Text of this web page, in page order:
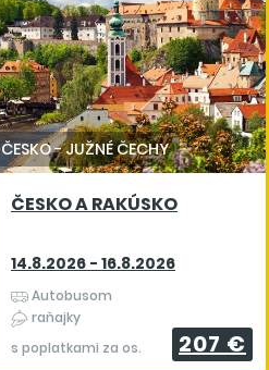
ČESKO-JUŽNÉ ČECHY
ČESKO A RAKÚSKO
14.8.2026 - 16.8.2026
Autobusom
raňajky
s poplatkami za os.
207 €